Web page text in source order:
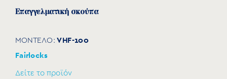
Επαγγελματική σκούπα
ΜΟΝΤΕΛΟ:VHF-100
Fairlocks
Δείτε το προϊόν